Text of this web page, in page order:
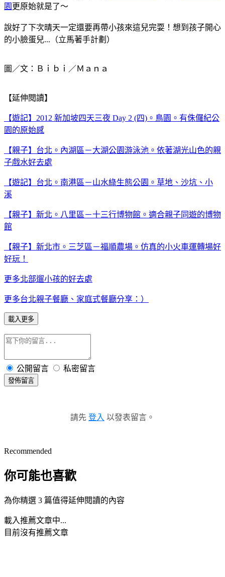
園 更原始就是了～
說好了下次晴天一定還要再帶小孩來這兒完耍！想到孩子開心
的小臉蛋兒...（立馬著手計劃）
圖／文：Ｂｉｂｉ／Ｍａｎａ
【延伸閱讀】
【遊記】2012 新加坡四天三夜 Day 2 (四)。鳥園。有侏儸紀公
園的原始感
【親子】台北。內湖區－大湖公園游泳池。依著湖光山色的親
子戲水好去處
【遊記】台北。南港區－山水綠生態公園。草地、沙坑、小
溪
【親子】新北。八里區－十三行博物館。適合親子同遊的博物
館
【親子】新北市。三芝區－福順農場。仿真的小火車運轉場好
好玩！
更多北部遛小孩的好去處
更多台北親子餐廳、家庭式餐廳分享：）
載入更多
公開留言 私密留言
發佈留言
請先 登入 以發表留言。
Recommended
你可能也喜歡
為你精選 3 篇值得延伸閱讀的內容
載入推薦文章中...
目前沒有推薦文章